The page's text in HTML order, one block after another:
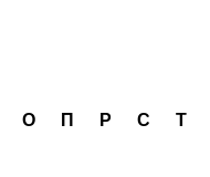
О П Р С Т